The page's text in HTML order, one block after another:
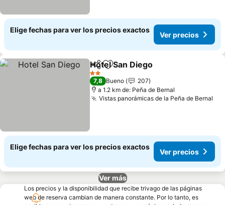
Elige fechas para ver los precios exactos
Ver precios
CompartirAgregar a favoritos
Hotel San Diego
2 Estrellas
7,8 Bueno
207
a 1.2 km de: Peña de Bernal
Vistas panorámicas de la Peña de Bernal
Elige fechas para ver los precios exactos
Ver precios
Ver más
Los precios y la disponibilidad que recibe trivago de las páginas
web de reserva cambian de manera constante. Por lo tanto, es